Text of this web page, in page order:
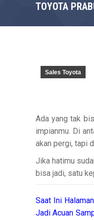
TOYOTA
Sales Toyota
Ada yang tak
impianmu. Di
akan pergi, tapi
Jika hatimu
bisa jadi, satu
Saat Ini
Jadi Acuan